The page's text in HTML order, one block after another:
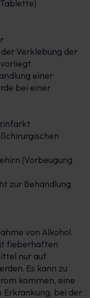
Blutgerinnsel in
Schmerzen im
zu
fließbares Blut
eines
wird in der
Thrombosen
und
mg TAH zur
Auch bei
Angina pectoris
TAH wird nach
zur
der Blutgefäße
vorübergehenden
entgegenzuwirken,
als
100 mg TAH
von
Verklebung der
einer
bei einer
(Vorbeugung
zur Behandlung
von Alkohol.
fieberhaften
nur auf
Es kann zu
kommen, eine
Erkrankung, bei der